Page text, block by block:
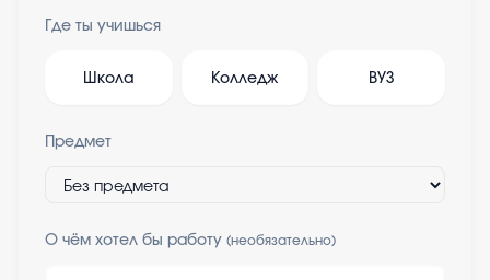
Где ты учишься
Школа Колледж ВУЗ
Предмет
О чём хотел бы работу (необязательно)